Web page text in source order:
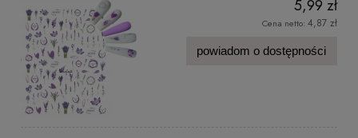
5,99 zł
Cena netto: 4,87 zł
powiadom o dostępności